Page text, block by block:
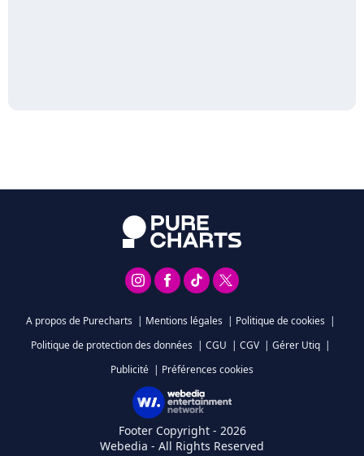
A propos de Purecharts | Mentions légales | Politique de cookies |
Politique de protection des données | CGU | CGV | Gérer Utiq |
Publicité | Préférences cookies
Footer Copyright - 2026
Webedia - All Rights Reserved